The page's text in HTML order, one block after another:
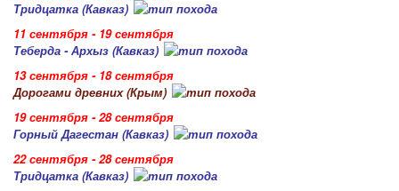
Тридцатка (Кавказ)
11 сентября - 19 сентября
Теберда - Архыз (Кавказ)
13 сентября - 18 сентября
Дорогами древних (Крым)
19 сентября - 28 сентября
Горный Дагестан (Кавказ)
22 сентября - 28 сентября
Тридцатка (Кавказ)